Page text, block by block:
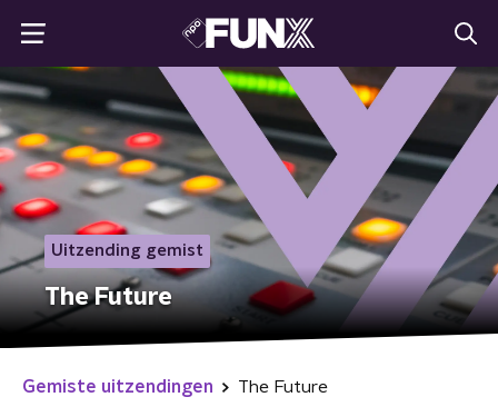
Uitzending gemist
The Future
Gemiste uitzendingen The Future